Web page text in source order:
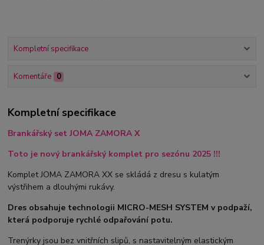
Kompletní specifikace
Komentáře 0
Kompletní specifikace
Brankářský set JOMA ZAMORA X
Toto je nový brankářský komplet pro sezónu 2025 !!!
Komplet JOMA ZAMORA XX se skládá z dresu s kulatým
výstřihem a dlouhými rukávy.
Dres obsahuje technologii MICRO-MESH SYSTEM v podpaží,
která podporuje rychlé odpařování potu.
Trenýrky jsou bez vnitřních slipů, s nastavitelným elastickým